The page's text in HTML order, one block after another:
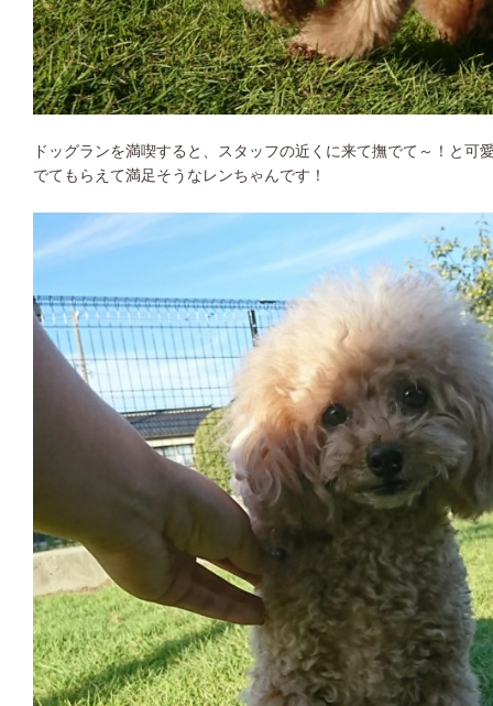
ドッグランを満喫すると、スタッフの近くに来て撫でて～！と可
でてもらえて満足そうなレンちゃんです！